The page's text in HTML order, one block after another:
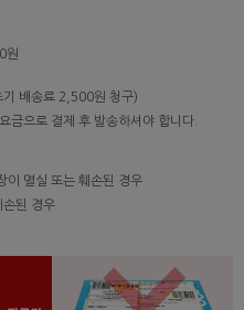
원
기 배송료 2,500원 청구)
금으로 결제 후 발송하셔야 합니다.
이 멸실 또는 훼손된 경우
손된 경우